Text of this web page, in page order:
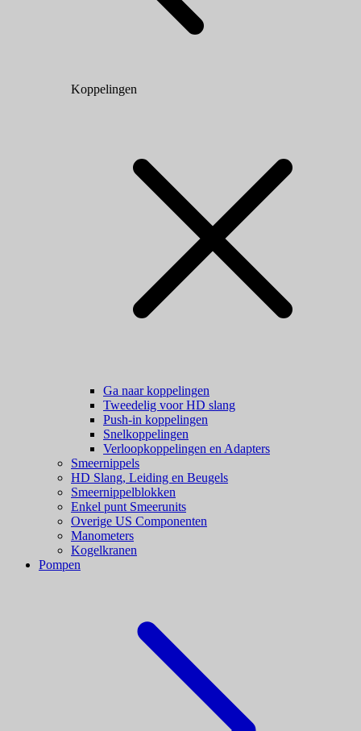
Koppelingen
Ga naar koppelingen
Tweedelig voor HD slang
Push-in koppelingen
Snelkoppelingen
Verloopkoppelingen en Adapters
Smeernippels
HD Slang, Leiding en Beugels
Smeernippelblokken
Enkel punt Smeerunits
Overige US Componenten
Manometers
Kogelkranen
Pompen